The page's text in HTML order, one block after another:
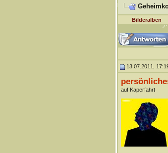
Bilderalben
13.07.2011,
auf Kaperfahrt